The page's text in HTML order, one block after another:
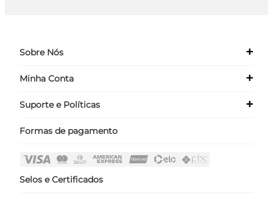
Sobre Nós +
Quem Somos
Minha Conta +
Meus Dados
Suporte e Políticas +
Políticas
Fale Conosco
Formas de pagamento
Selos e Certificados